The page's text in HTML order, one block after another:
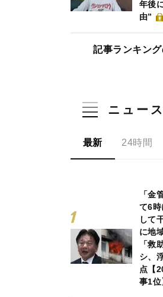
年後
由”
記事ランキン
ニュー
最新 24時間
「金
て6
して
に地
「救
シ、
点【
事1